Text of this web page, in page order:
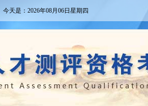
今天是：2026年08月06日 星期四